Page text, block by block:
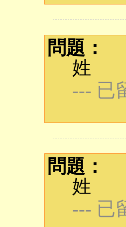
問題：
姓
--- 已
問題：
姓
--- 已